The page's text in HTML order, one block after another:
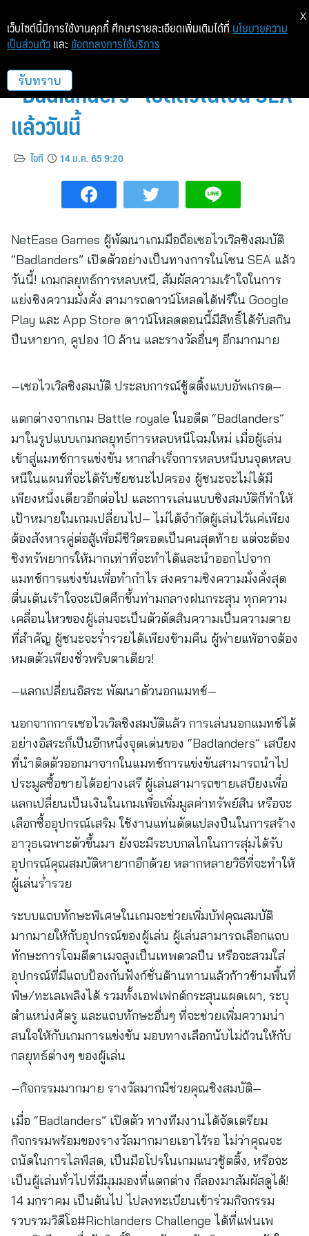
เกมมือถือเซอไวเวิลชิงสมบัติ
“Badlanders” เปิดตัวในโซน SEA
แล้ววันนี้
ไอที 14 ม.ค. 65 9:20
NetEase Games ผู้พัฒนาเกมมือถือเซอไวเวิลชิงสมบัติ
“Badlanders” เปิดตัวอย่างเป็นทางการในโซน SEA แล้ว
วันนี้! เกมกลยุทธ์การหลบหนี, สัมผัสความเร้าใจในการ
แย่งชิงความมั่งคั่ง สามารถดาวน์โหลดได้ฟรีใน Google
Play และ App Store ดาวน์โหลดตอนนี้มีสิทธิ์ได้รับสกิน
ปืนหายาก, คูปอง 10 ล้าน และรางวัลอื่นๆ อีกมากมาย
—เซอไวเวิลชิงสมบัติ ประสบการณ์ชู้ตติ้งแบบอัพเกรด—
แตกต่างจากเกม Battle royale ในอดีต “Badlanders”
มาในรูปแบบเกมกลยุทธ์การหลบหนีโฉมใหม่ เมื่อผู้เล่น
เข้าสู่แมทช์การแข่งขัน หากสำเร็จการหลบหนีบนจุดหลบ
หนีในแผนที่จะได้รับชัยชนะไปครอง ผู้ชนะจะไม่ได้มี
เพียงหนึ่งเดียวอีกต่อไป และการเล่นแบบชิงสมบัติก็ทำให้
เป้าหมายในเกมเปลี่ยนไป– ไม่ได้จำกัดผู้เล่นไว้แค่เพียง
ต้องสังหารคู่ต่อสู้เพื่อมีชีวิตรอดเป็นคนสุดท้าย แต่จะต้อง
ชิงทรัพยากรให้มากเท่าที่จะทำได้และนำออกไปจาก
แมทช์การแข่งขันเพื่อทำกำไร สงครามชิงความมั่งคั่งสุด
ตื่นเต้นเร้าใจจะเปิดศึกขึ้นท่ามกลางฝนกระสุน ทุกความ
เคลื่อนไหวของผู้เล่นจะเป็นตัวตัดสินความเป็นความตาย
ที่สำคัญ ผู้ชนะจะร่ำรวยได้เพียงข้ามคืน ผู้พ่ายแพ้อาจต้อง
หมดตัวเพียงชั่วพริบตาเดียว!
—แลกเปลี่ยนอิสระ พัฒนาตัวนอกแมทช์—
นอกจากการเซอไวเวิลชิงสมบัติแล้ว การเล่นนอกแมทช์ได้
อย่างอิสระก็เป็นอีกหนึ่งจุดเด่นของ “Badlanders” เสบียง
ที่นำติดตัวออกมาจากในแมทช์การแข่งขันสามารถนำไป
ประมูลซื้อขายได้อย่างเสรี ผู้เล่นสามารถขายเสบียงเพื่อ
แลกเปลี่ยนเป็นเงินในเกมเพื่อเพิ่มมูลค่าทรัพย์สิน หรือจะ
เลือกซื้ออุปกรณ์เสริม ใช้งานแท่นดัดแปลงปืนในการสร้าง
อาวุธเฉพาะตัวขึ้นมา ยังจะมีระบบกลไกในการสุ่มได้รับ
อุปกรณ์คุณสมบัติหายากอีกด้วย หลากหลายวิธีที่จะทำให้
ผู้เล่นร่ำรวย
ระบบแถบทักษะพิเศษในเกมจะช่วยเพิ่มบัฟคุณสมบัติ
มากมายให้กับอุปกรณ์ของผู้เล่น ผู้เล่นสามารถเลือกแถบ
ทักษะการโจมตีดาเมจสูงเป็นเทพดวลปืน หรือจะสวมใส่
อุปกรณ์ที่มีแถบป้องกันฟังก์ชั่นต้านทานแล้วก้าวข้ามพื้นที่
พิษ/ทะเลเพลิงได้ รวมทั้งเอฟเฟกต์กระสุนแผดเผา, ระบุ
ตำแหน่งศัตรู และแถบทักษะอื่นๆ ที่จะช่วยเพิ่มความน่า
สนใจให้กับเกมการแข่งขัน มอบทางเลือกนับไม่ถ้วนให้กับ
กลยุทธ์ต่างๆ ของผู้เล่น
—กิจกรรมมากมาย รางวัลมากมีช่วยคุณชิงสมบัติ—
เมื่อ “Badlanders” เปิดตัว ทางทีมงานได้จัดเตรียม
กิจกรรมพร้อมของรางวัลมากมายเอาไว้รอ ไม่ว่าคุณจะ
ถนัดในการไลฟ์สด, เป็นมือโปรในเกมแนวชู้ตติ้ง, หรือจะ
เป็นผู้เล่นทั่วไปที่มีมุมมองที่แตกต่าง ก็ลองมาสัมผัสดูได้!
14 มกราคม เป็นต้นไป ไปลงทะเบียนเข้าร่วมกิจกรรม
รวบรวมวิดีโอ#Richlanders Challenge ได้ที่แฟนเพ
เว็บไซต์นี้มีการใช้งานคุกกี้ ศึกษารายละเอียดเพิ่มเติมได้ที่ นโยบายความ
เป็นส่วนตัว และ ข้อตกลงการใช้บริการ
รับทราบ
X